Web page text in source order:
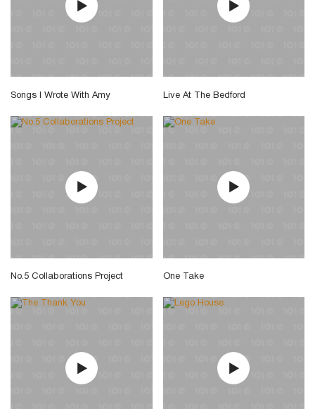
Songs I Wrote With Amy Live At The Bedford
No.5 Collaborations Project One Take